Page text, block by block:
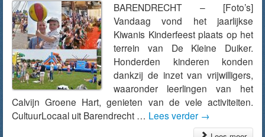
BARENDRECHT – [Foto’s]
Vandaag vond het jaarlijkse
Kiwanis Kinderfeest plaats op het
terrein van De Kleine Duiker.
Honderden kinderen konden
dankzij de inzet van vrijwilligers,
waaronder leerlingen van het
Calvijn Groene Hart, genieten van de vele activiteiten.
CultuurLocaal uit Barendrecht … Lees verder →